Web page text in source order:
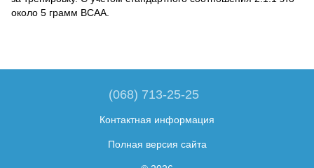
около 5 грамм BCAA.
(068) 713-25-25
Контактная информация
Полная версия сайта